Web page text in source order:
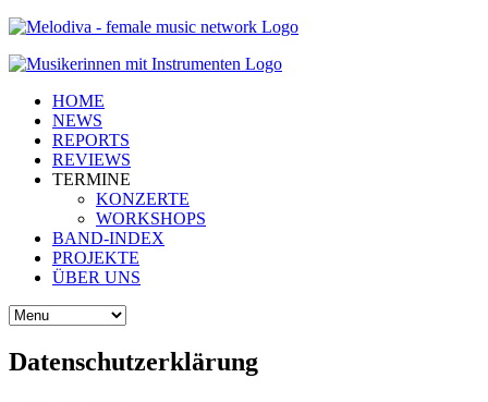
HOME
NEWS
REPORTS
REVIEWS
TERMINE
KONZERTE
WORKSHOPS
BAND-INDEX
PROJEKTE
ÜBER UNS
Datenschutzerklärung